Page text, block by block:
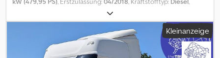
, Achsen-Konfiguration:
Diesel, Farbe:Sonstige, Fahrerkabine:Schlafkabine, Getriebetyp:
, Emissionsklasse:Euro6, Federung: Blatt-Luft,
2018, Ausstattung:ABS, Kühlschrank, Rußfilter, Spoiler,
Standheizung, Tempomat, Zentralverriegelung, elektrisch
Kleinanzeige